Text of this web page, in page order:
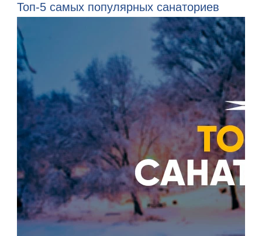
Топ-5 самых популярных санаториев